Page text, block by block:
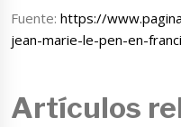
Fuente:https://
jean-marie-le-pen-en-
Artículos